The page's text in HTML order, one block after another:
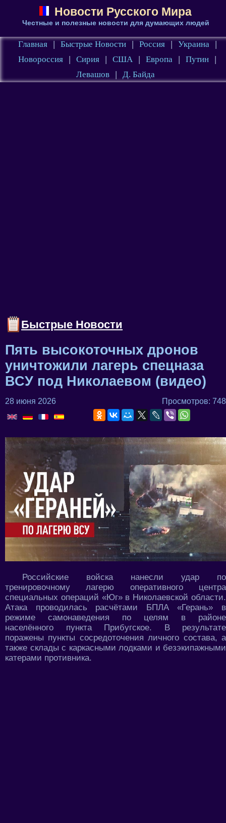
Новости Русского Мира
Честные и полезные новости для думающих людей
Главная | Быстрые Новости | Россия | Украина
|
Новороссия
| Сирия | США | Европа | Путин
|
Левашов
| Д. Байда
Быстрые Новости
Пять высокоточных дронов
уничтожили лагерь спецназа
ВСУ под Николаевом (видео)
28 июня 2026 Просмотров: 748
Российские войска нанесли удар по
тренировочному лагерю оперативного центра
специальных операций «Юг» в Николаевской области.
Атака проводилась расчётами БПЛА «Герань» в
режиме самонаведения по целям в районе
населённого пункта Прибугское. В результате
поражены пункты сосредоточения личного состава, а
также склады с каркасными лодками и безэкипажными
катерами противника.